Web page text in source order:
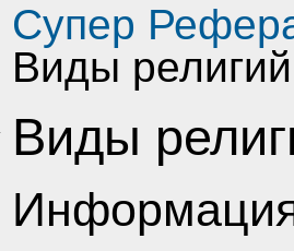
Супер
Виды религий
Виды